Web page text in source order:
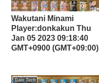
Wakutani Minami
Player:donkakun Thu
Jan 05 2023 09:18:40
GMT+0900 (GMT+09:00)
Date Tech